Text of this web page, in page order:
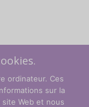
ordinateur. Ces
sur la
Web et nous